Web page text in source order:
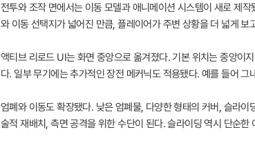
전투와 조작 면에서는 이동 모델과 애니메이션 시스템이 새로 제
와 이동 선택지가 넓어진 만큼, 플레이어가 주변 상황을 더 넓게
액티브 리로드 UI는 화면 중앙으로 옮겨졌다. 기본 위치는 중앙이
다. 일부 무기에는 추가적인 장전 메커닉도 적용됐다. 예를 들어
엄폐와 이동도 확장됐다. 낮은 엄폐물, 다양한 형태의 커버, 슬라
술적 재배치, 측면 공격을 위한 수단이 된다. 슬라이딩 역시 단순